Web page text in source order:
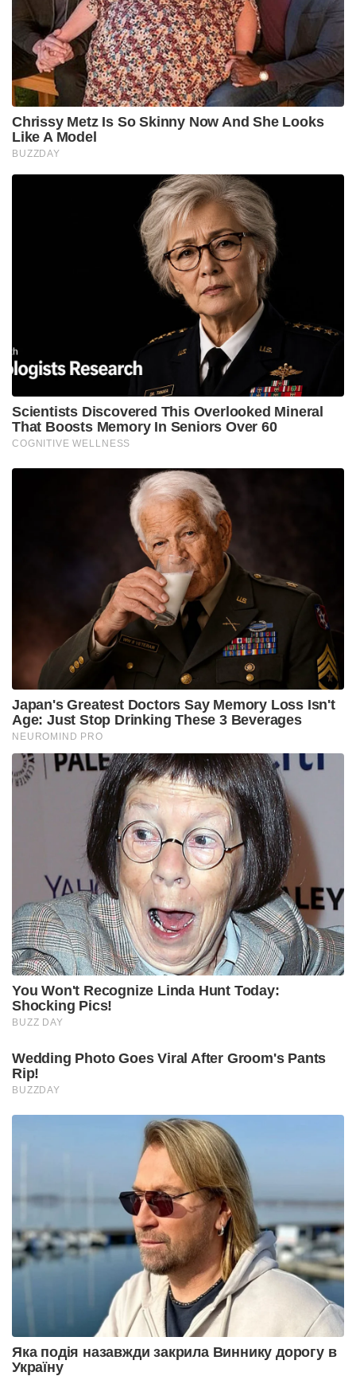
Chrissy Metz Is So Skinny Now And She Looks
Like A Model
BUZZDAY
Scientists Discovered This Overlooked Mineral
That Boosts Memory In Seniors Over 60
COGNITIVE WELLNESS
Japan's Greatest Doctors Say Memory Loss Isn't
Age: Just Stop Drinking These 3 Beverages
NEUROMIND PRO
You Won't Recognize Linda Hunt Today:
Shocking Pics!
BUZZ DAY
Wedding Photo Goes Viral After Groom's Pants
Rip!
BUZZDAY
Яка подія назавжди закрила Виннику дорогу в
Україну